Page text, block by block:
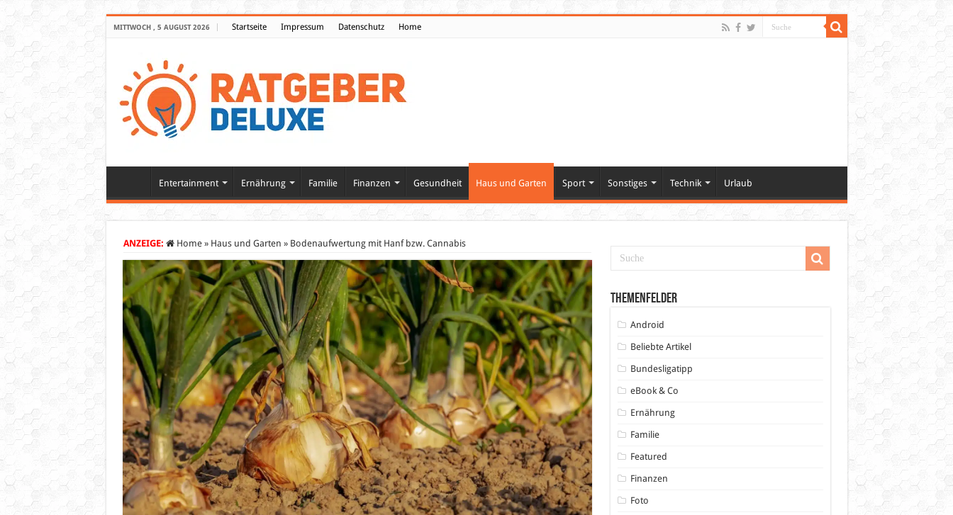
MITTWOCH , 5 AUGUST 2026 Startseite Impressum Datenschutz Home
Entertainment Ernährung Familie Finanzen Gesundheit Haus und Garten Sport Sonstiges Technik Urlaub
ANZEIGE: Home » Haus und Garten » Bodenaufwertung mit Hanf bzw. Cannabis
Themenfelder
Android
Beliebte Artikel
Bundesligatipp
eBook & Co
Ernährung
Familie
Featured
Finanzen
Foto